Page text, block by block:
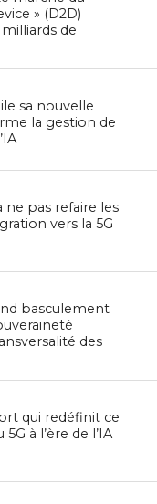
» (D2D)
de
sa nouvelle
la gestion de
ne pas refaire les
vers la 5G
basculement
des
qui redéfinit ce
à l’ère de l’IA